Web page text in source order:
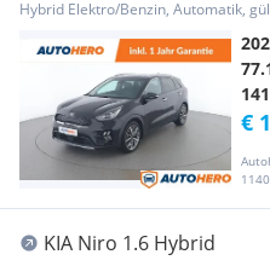
141
€
KIA Niro 1.6 Hybrid